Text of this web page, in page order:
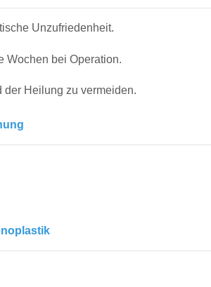
Unzufriedenheit.
Wochen bei Operation.
Heilung zu vermeiden.